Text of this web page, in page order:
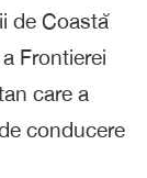
de Coastă
Frontierei
care a
conducere